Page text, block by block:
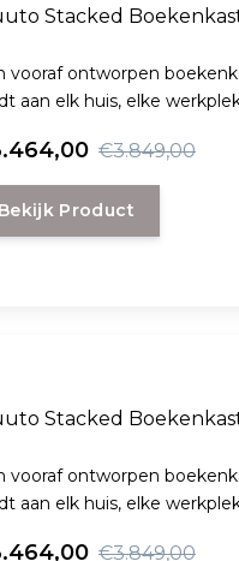
Stacked
vooraf ontworpen
aan elk huis, elke
€3.849,00
Bekijk Product
Stacked
vooraf ontworpen
aan elk huis, elke
€3.849,00